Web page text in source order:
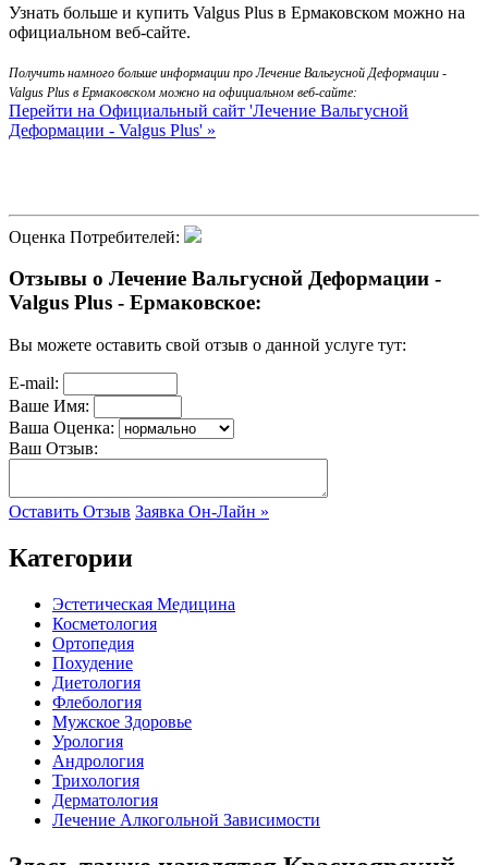
Узнать больше и купить Valgus Plus в Ермаковском можно на
официальном веб-сайте.
Получить намного больше информации про Лечение Вальгусной Деформации -
Valgus Plus в Ермаковском можно на официальном веб-сайте:
Перейти на Официальный сайт 'Лечение Вальгусной
Деформации - Valgus Plus' »
Оценка Потребителей:
Отзывы о Лечение Вальгусной Деформации -
Valgus Plus - Ермаковское:
Вы можете оставить свой отзыв о данной услуге тут:
E-mail:
Ваше Имя:
Ваша Оценка:
Ваш Отзыв:
Оставить Отзыв Заявка Он-Лайн »
Категории
Эстетическая Медицина
Косметология
Ортопедия
Похудение
Диетология
Флебология
Мужское Здоровье
Урология
Андрология
Трихология
Дерматология
Лечение Алкогольной Зависимости